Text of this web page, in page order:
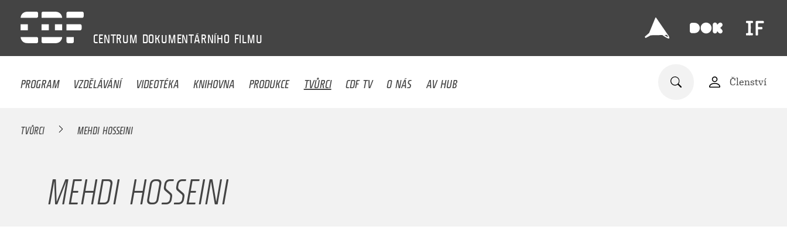
CENTRUM DOKUMENTÁRNÍHO FILMU
PROGRAM VZDĚLÁVÁNÍ VIDEOTÉKA KNIHOVNA PRODUKCE TVŮRCI CDF TV O NÁS AV HUB Členství
TVŮRCI MEHDI HOSSEINI
MEHDI HOSSEINI